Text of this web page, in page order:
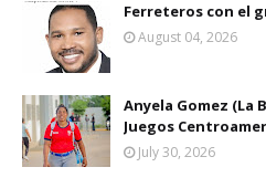
Ferreteros con el
August 04, 2026
Anyela Gomez (La
Juegos
July 30, 2026